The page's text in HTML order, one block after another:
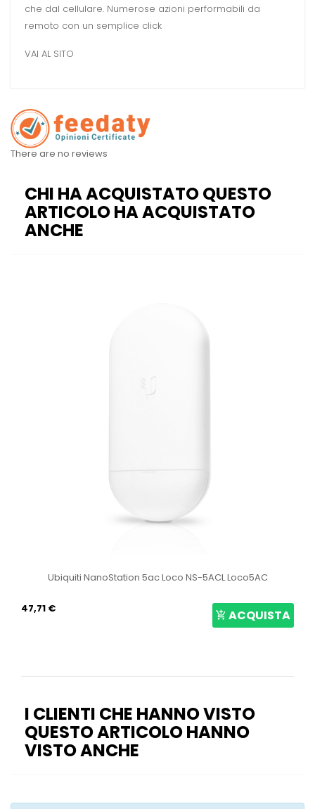
che dal cellulare. Numerose azioni performabili da
remoto con un semplice click
VAI AL SITO
There are no reviews
CHI HA ACQUISTATO QUESTO
ARTICOLO HA ACQUISTATO
ANCHE
Ubiquiti NanoStation 5ac Loco NS-5ACL Loco5AC
47,71 € ACQUISTA
I CLIENTI CHE HANNO VISTO
QUESTO ARTICOLO HANNO
VISTO ANCHE